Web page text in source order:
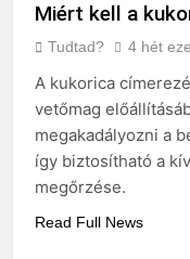
Miért kell a
Tudtad? 4 hét
A kukorica
vetőmag
megakadályozni a
így biztosítható a
megőrzése.
Read Full News